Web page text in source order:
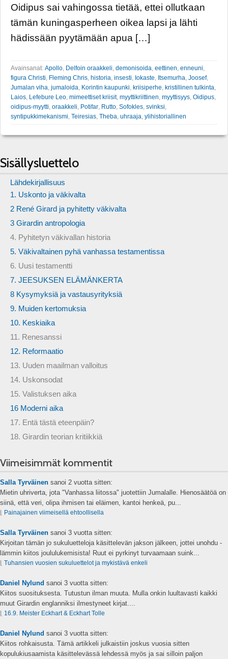
Oidipus sai vahingossa tietää, ettei ollutkaan
tämän kuningasperheen oikea lapsi ja lähti
hädissään pyytämään apua […]
Avainsanat: Apollo Delfoin oraakkeli demonisoida eettinen enneuni
figura Christi Fleming Chris historia insesti Iokaste Itsemurha Joosef,
Jumalan viha jumaloida Korintin kaupunki kriisiperhe kristillinen tulkinta
Laios Lefebure Leo mimeettiset kriisit, myyttikriittinen myyttisyys Oidipus
oidipus-myytti oraakkeli Potifar Rutto Sofokles svinksi
syntipukkimekanismi Teiresias Theba uhraaja ylihistoriallinen
Sisällysluettelo
Lähdekirjallisuus
1. Uskonto ja väkivalta
2 René Girard ja pyhitetty väkivalta
3 Girardin antropologia
4. Pyhitetyn väkivallan historia
5. Väkivaltainen pyhä vanhassa testamentissa
6. Uusi testamentti
7. JEESUKSEN ELÄMÄNKERTA
8 Kysymyksiä ja vastausyrityksiä
9. Muiden kertomuksia
10. Keskiaika
11. Renesanssi
12. Reformaatio
13. Uuden maailman valloitus
14. Uskonsodat
15. Valistuksen aika
16 Moderni aika
17. Entä tästä eteenpäin?
18. Girardin teorian kritiikkiä
Viimeisimmät kommentit
Salla Tyrväinen sanoi 2 vuotta sitten:
Mietin uhriverta, jota "Vanhassa liitossa" juotettiin Jumalalle. Hienosäätöä on
siinä, että veri, olipa ihmisen tai eläimen, kantoi henkeä, pu...
⌊ Painajainen viimeisellä ehtoollisella
Salla Tyrväinen sanoi 3 vuotta sitten:
Kirjoitan tämän jo sukuluetteloja käsittelevän jakson jälkeen, jottei unohdu -
lämmin kiitos joululukemisista! Ruut ei pyrkinyt turvaamaan suink...
⌊ Tuhansien vuosien sukuluettelot ja mykistävä enkeli
Daniel Nylund sanoi 3 vuotta sitten:
Kiitos suosituksesta. Tutustun ilman muuta. Mulla onkin luultavasti kaikki
muut Girardin englanniksi ilmestyneet kirjat....
⌊ 16.9. Meister Eckhart & Eckhart Tolle
Daniel Nylund sanoi 3 vuotta sitten:
Kiitos rohkaisusta. Tämä artikkeli julkaistiin joskus vuosia sitten
kopulukiusaamista käsittelevässä lehdessä myös ja sai silloin paljon